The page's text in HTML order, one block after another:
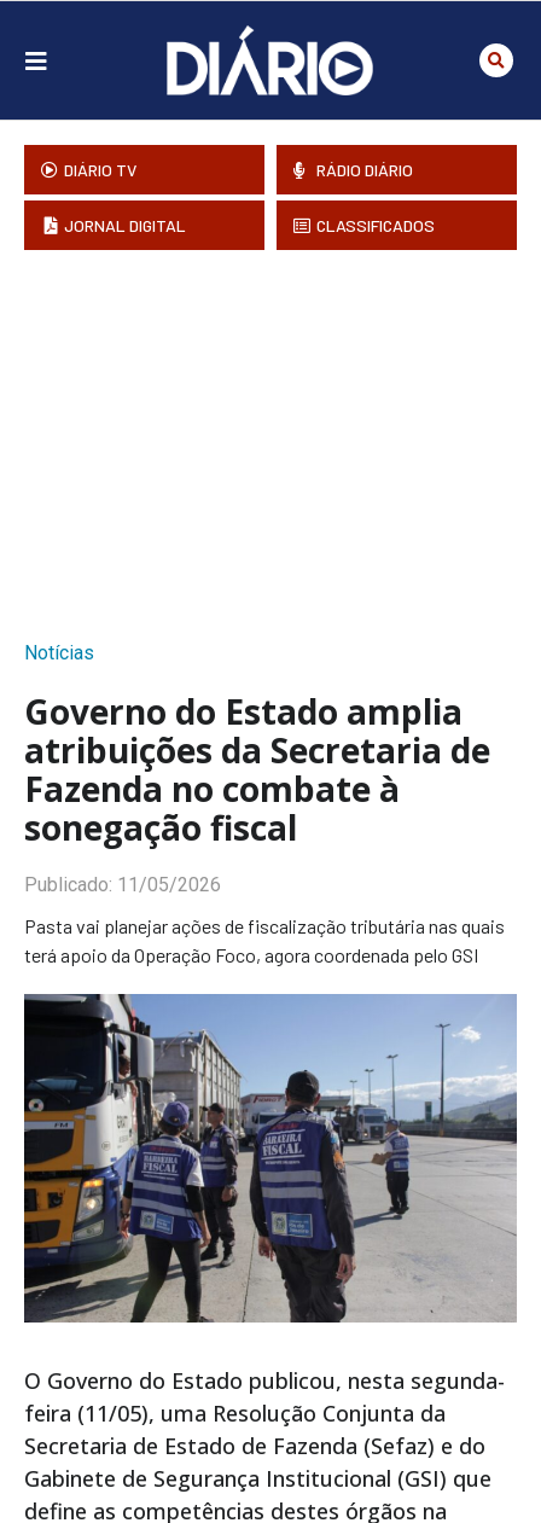
DIÁRIO TV RÁDIO DIÁRIO
JORNAL DIGITAL CLASSIFICADOS
Notícias
Governo do Estado amplia
atribuições da Secretaria de
Fazenda no combate à
sonegação fiscal
Publicado: 11/05/2026
Pasta vai planejar ações de fiscalização tributária nas quais
terá apoio da Operação Foco, agora coordenada pelo GSI
O Governo do Estado publicou, nesta segunda-
feira (11/05), uma Resolução Conjunta da
Secretaria de Estado de Fazenda (Sefaz) e do
Gabinete de Segurança Institucional (GSI) que
define as competências destes órgãos na